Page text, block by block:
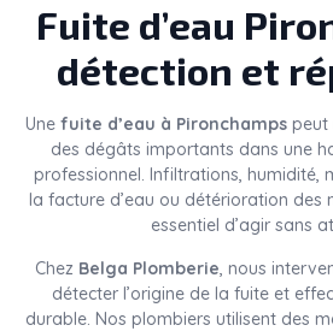
Fuite d’eau
détection et
Une fuite d’eau à Pironchamps
des dégâts importants dans une
professionnel. Infiltrations, humidité,
la facture d’eau ou détérioration des
essentiel d’agir sans
Chez Belga Plomberie, nous
détecter l’origine de la fuite et
durable. Nos plombiers utilisent des